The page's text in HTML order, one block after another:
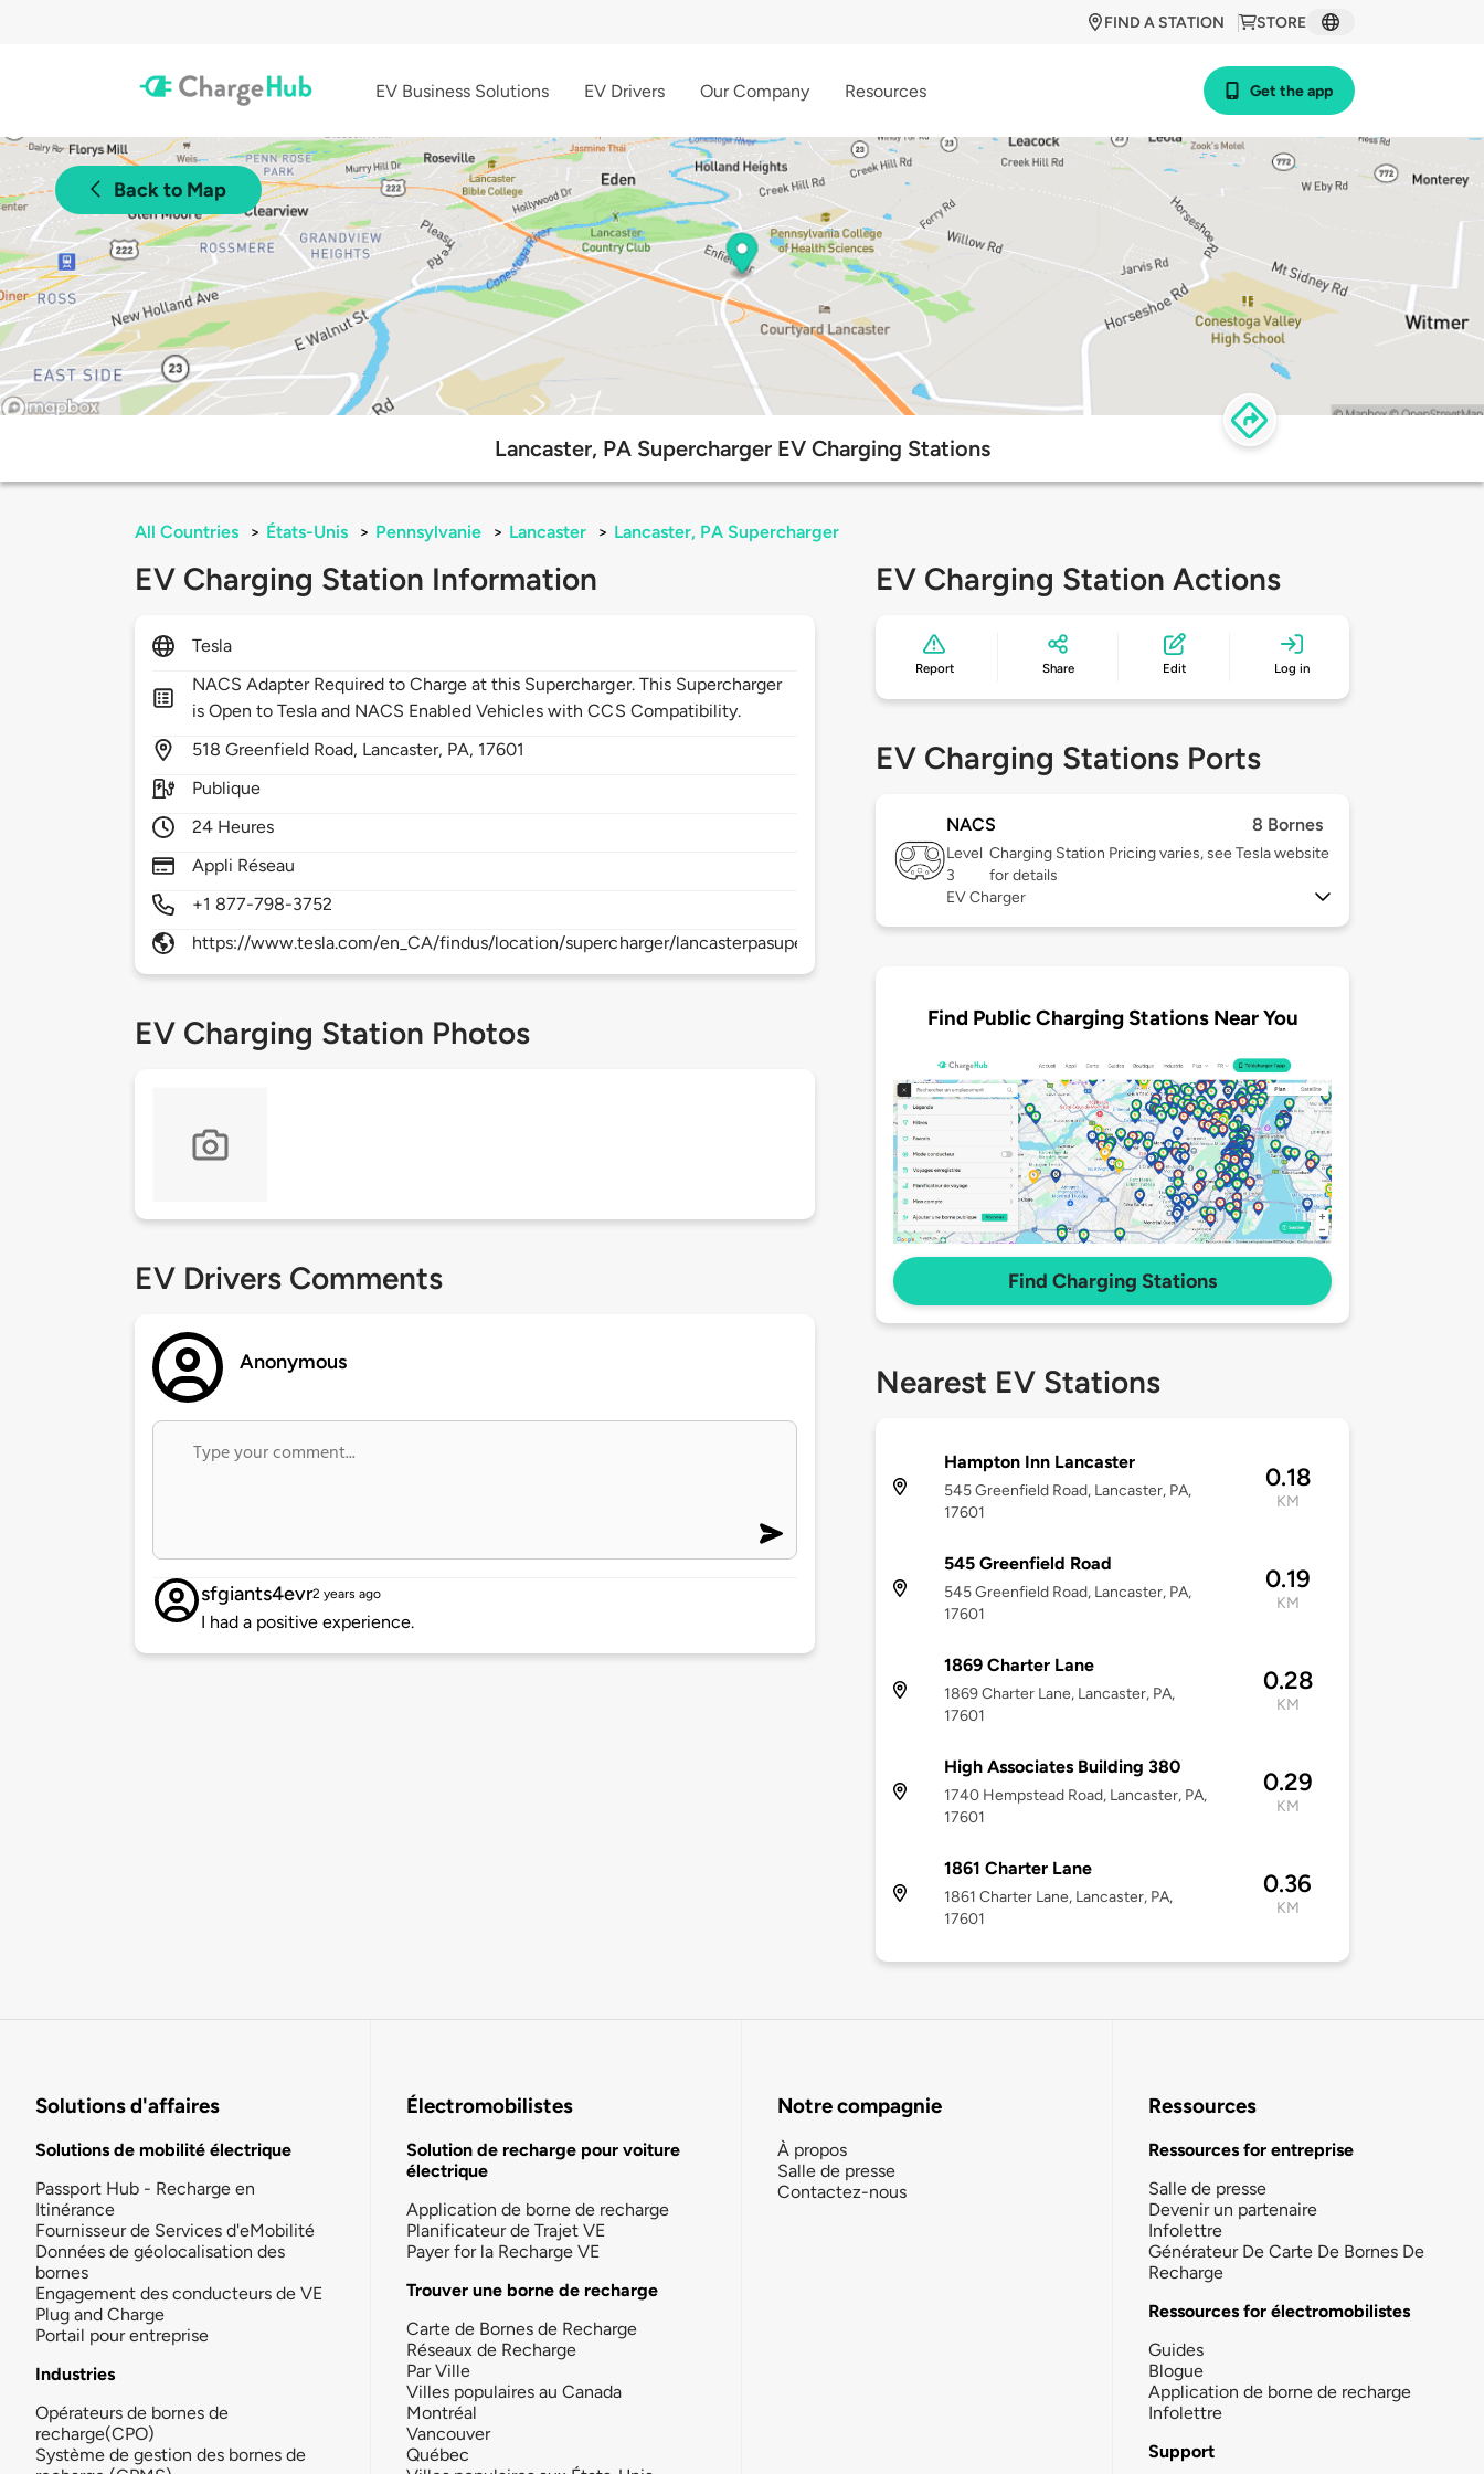
STORE
FIND A STATION
EV Business Solutions EV Drivers Our Company Resources Get the app
Back to Map
Lancaster, PA Supercharger EV Charging Stations
All Countries > États-Unis > Pennsylvanie > Lancaster > Lancaster, PA Supercharger
EV Charging Station Information
Tesla
NACS Adapter Required to Charge at this Supercharger. This Supercharger
is Open to Tesla and NACS Enabled Vehicles with CCS Compatibility.
518Greenfield Road, Lancaster, PA, 17601
Publique
24 Heures
Appli Réseau
+1 877-798-3752
https://www.tesla.com/en_CA/findus/location/supercharger/lancasterpasupercharger
EV Charging Station Photos
EV Drivers Comments
Anonymous
sfgiants4evr2 years ago
I had a positive experience.
EV Charging Station Actions
Report Share Edit Log in
EV Charging Stations Ports
NACS 8 Bornes
Level
3
Charging Station Pricing varies, see Tesla website
for details
EV Charger
Find Public Charging Stations Near You
Find Charging Stations
Nearest EV Stations
Hampton Inn Lancaster
545 Greenfield Road, Lancaster, PA,
17601
0.18
KM
545 Greenfield Road
545 Greenfield Road, Lancaster, PA,
17601
0.19
KM
1869 Charter Lane
1869 Charter Lane, Lancaster, PA,
17601
0.28
KM
High Associates Building 380
1740 Hempstead Road, Lancaster, PA,
17601
0.29
KM
1861 Charter Lane
1861 Charter Lane, Lancaster, PA,
17601
0.36
KM
Solutions d'affaires
Solutions de mobilité électrique
Passport Hub - Recharge en
Itinérance
Fournisseur de Services d'eMobilité
Données de géolocalisation des
bornes
Engagement des conducteurs de VE
Plug and Charge
Portail pour entreprise
Industries
Opérateurs de bornes de
recharge(CPO)
Système de gestion des bornes de
Électromobilistes
Solution de recharge pour voiture
électrique
Application de borne de recharge
Planificateur de Trajet VE
Payer for la Recharge VE
Trouver une borne de recharge
Carte de Bornes de Recharge
Réseaux de Recharge
Par Ville
Villes populaires au Canada
Montréal
Vancouver
Québec
Notre compagnie
À propos
Salle de presse
Contactez-nous
Ressources
Ressources for entreprise
Salle de presse
Devenir un partenaire
Infolettre
Générateur De Carte De Bornes De
Recharge
Ressources for électromobilistes
Guides
Blogue
Application de borne de recharge
Infolettre
Support